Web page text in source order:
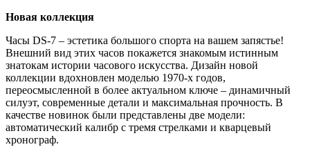
Новая коллекция
Часы DS-7 – эстетика большого спорта на вашем запястье!
Внешний вид этих часов покажется знакомым истинным
знатокам истории часового искусства. Дизайн новой
коллекции вдохновлен моделью 1970-х годов,
переосмысленной в более актуальном ключе – динамичный
силуэт, современные детали и максимальная прочность. В
качестве новинок были представлены две модели:
автоматический калибр с тремя стрелками и кварцевый
хронограф.